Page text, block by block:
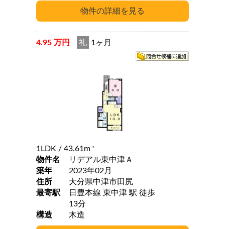
4.95 万円 礼 1ヶ月
1LDK / 43.61m 2
物件名
リデアル東中津Ａ
築年
2023年02月
住所
大分県中津市田尻
最寄駅
日豊本線 東中津 駅 徒歩
13分
構造
木造